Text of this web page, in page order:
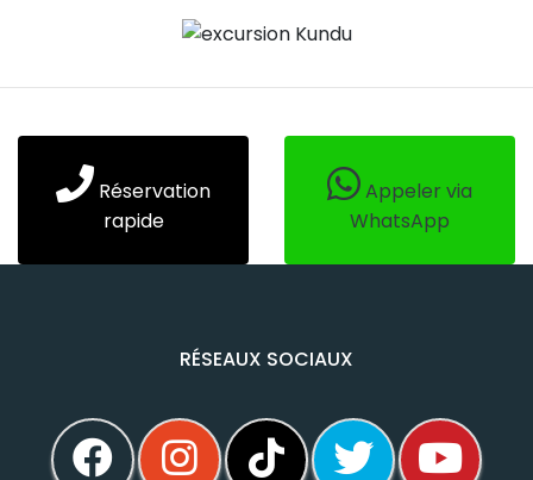
Réservation
rapide
Appeler via
WhatsApp
RÉSEAUX SOCIAUX